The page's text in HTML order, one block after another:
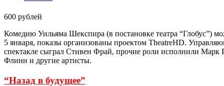
600 рублей
Комедию Уильяма Шекспира (в постановке театра “Глобус”)
5 января, показы организованы проектом TheatreHD.
спектакле сыграл Стивен Фрай, прочие роли исполнили
Флинн и другие артисты.
“Назад в будущее”